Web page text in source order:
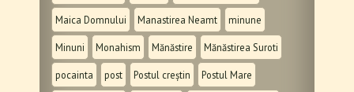
Maica Domnului Manastirea Neamt minune
Minuni Monahism Mănăstire Mănăstirea Suroti
pocainta post Postul creștin Postul Mare